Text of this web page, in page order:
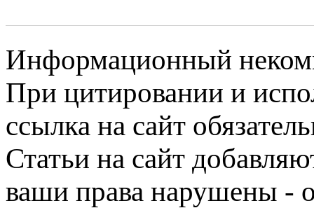
Информационный
При цитировании и
ссылка на сайт
Статьи на сайт
ваши права нарушены -